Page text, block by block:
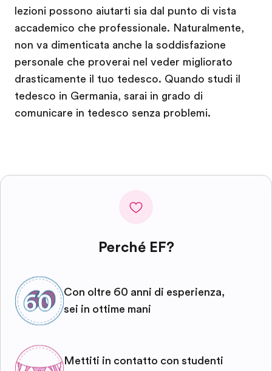
lezioni possono aiutarti sia dal punto di vista
accademico che professionale. Naturalmente,
non va dimenticata anche la soddisfazione
personale che proverai nel veder migliorato
drasticamente il tuo tedesco. Quando studi il
tedesco in Germania, sarai in grado di
comunicare in tedesco senza problemi.
Perché EF?
Con oltre 60 anni di esperienza,
sei in ottime mani
Mettiti in contatto con studenti